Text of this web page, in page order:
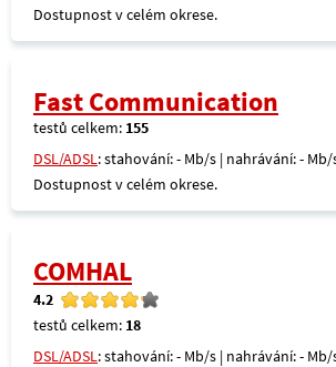
Dostupnost v celém okrese.
Fast Communication
testů celkem: 155
DSL/ADSL: stahování: - Mb/s | nahrávání: -
Dostupnost v celém okrese.
COMHAL
4.2
testů celkem: 18
DSL/ADSL: stahování: - Mb/s | nahrávání: -